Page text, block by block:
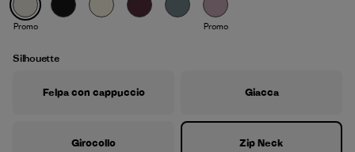
Promo Promo
Silhouette
Felpa con cappuccio Giacca
Girocollo Zip Neck